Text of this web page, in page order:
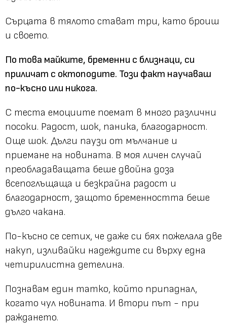
Сърцата в тялото стават три, като броиш
и своето.
По това майките, бременни с близнаци, си
приличат с октоподите. Този факт научаваш
по-късно или никога.
С теста емоциите поемат в много различни
посоки. Радост, шок, паника, благодарност.
Още шок. Дълги паузи от мълчание и
приемане на новината. В моя личен случай
преобладаващата беше двойна доза
всепоглъщаща и безкрайна радост и
благодарност, защото бременността беше
дълго чакана.
По-късно се сетих, че даже си бях пожелала две
накуп, изливайки надеждите си върху една
четирилистна детелина.
Познавам един татко, който припаднал,
когато чул новината. И втори път - при
раждането.